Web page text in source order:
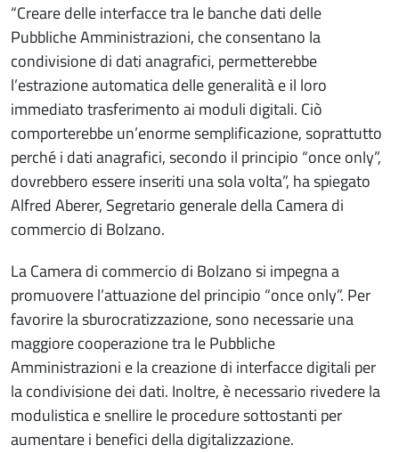
“Creare delle interfacce tra le banche dati delle
Pubbliche Amministrazioni, che consentano la
condivisione di dati anagrafici, permetterebbe
l’estrazione automatica delle generalità e il loro
immediato trasferimento ai moduli digitali. Ciò
comporterebbe un’enorme semplificazione, soprattutto
perché i dati anagrafici, secondo il principio “once only”,
dovrebbero essere inseriti una sola volta”, ha spiegato
Alfred Aberer, Segretario generale della Camera di
commercio di Bolzano.
La Camera di commercio di Bolzano si impegna a
promuovere l’attuazione del principio “once only”. Per
favorire la sburocratizzazione, sono necessarie una
maggiore cooperazione tra le Pubbliche
Amministrazioni e la creazione di interfacce digitali per
la condivisione dei dati. Inoltre, è necessario rivedere la
modulistica e snellire le procedure sottostanti per
aumentare i benefici della digitalizzazione.